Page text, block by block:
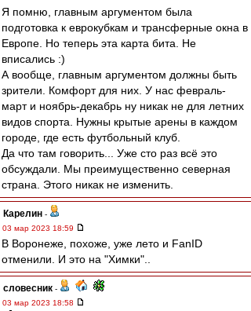
Я помню, главным аргументом была
подготовка к еврокубкам и трансферные окна в
Европе. Но теперь эта карта бита. Не
вписались :)
А вообще, главным аргументом должны быть
зрители. Комфорт для них. У нас февраль-
март и ноябрь-декабрь ну никак не для летних
видов спорта. Нужны крытые арены в каждом
городе, где есть футбольный клуб.
Да что там говорить... Уже сто раз всё это
обсуждали. Мы преимущественно северная
страна. Этого никак не изменить.
Карелин -
03 мар 2023 18:59
В Воронеже, похоже, уже лето и FanID
отменили. И это на "Химки"..
словесник -
03 мар 2023 18:58